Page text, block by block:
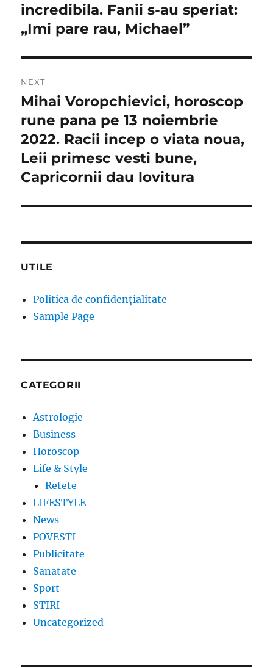
articole
post:
incredibila. Fanii s-au speriat:
„Imi pare rau, Michael”
NEXT
Next
post:
Mihai Voropchievici, horoscop
rune pana pe 13 noiembrie
2022. Racii incep o viata noua,
Leii primesc vesti bune,
Capricornii dau lovitura
UTILE
Politica de confidențialitate
Sample Page
CATEGORII
Astrologie
Business
Horoscop
Life & Style
Retete
LIFESTYLE
News
POVESTI
Publicitate
Sanatate
Sport
STIRI
Uncategorized